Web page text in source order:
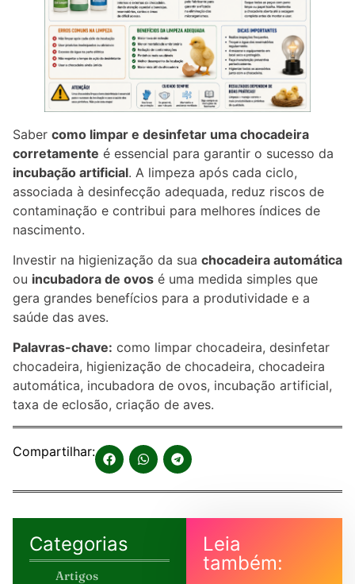
Saber como limpar e desinfetar uma chocadeira
corretamente é essencial para garantir o sucesso da
incubação artificial. A limpeza após cada ciclo,
associada à desinfecção adequada, reduz riscos de
contaminação e contribui para melhores índices de
nascimento.
Investir na higienização da sua chocadeira automática
ou incubadora de ovos é uma medida simples que
gera grandes benefícios para a produtividade e a
saúde das aves.
Palavras-chave: como limpar chocadeira, desinfetar
chocadeira, higienização de chocadeira, chocadeira
automática, incubadora de ovos, incubação artificial,
taxa de eclosão, criação de aves.
Compartilhar:
Categorias
Artigos
Leia
também: